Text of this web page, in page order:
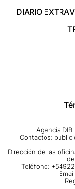
DIARIO EXTRA
Agencia
Contactos:
Dirección de las
Teléfono: